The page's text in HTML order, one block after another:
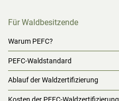
Für Waldbesitzende
Warum PEFC?
PEFC-Waldstandard
Ablauf der Waldzertifizierung